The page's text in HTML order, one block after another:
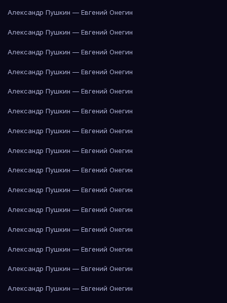
Александр Пушкин — Евгений Онегин
Александр Пушкин — Евгений Онегин
Александр Пушкин — Евгений Онегин
Александр Пушкин — Евгений Онегин
Александр Пушкин — Евгений Онегин
Александр Пушкин — Евгений Онегин
Александр Пушкин — Евгений Онегин
Александр Пушкин — Евгений Онегин
Александр Пушкин — Евгений Онегин
Александр Пушкин — Евгений Онегин
Александр Пушкин — Евгений Онегин
Александр Пушкин — Евгений Онегин
Александр Пушкин — Евгений Онегин
Александр Пушкин — Евгений Онегин
Александр Пушкин — Евгений Онегин